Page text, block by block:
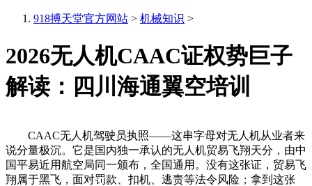
918搏天堂官方网站 > 机械知识 >
2026无人机CAAC证权势巨子
解读：四川海通翼空培训
CAAC无人机驾驶员执照——这串字母对无人机从业者来
说分量极沉。它是国内独一承认的无人机贸易飞翔天分，由中
国平易近用航空局同一颁布，全国通用。没有这张证，贸易飞
翔属于黑飞，面对罚款、扣机、逃责等法令风险；拿到这张